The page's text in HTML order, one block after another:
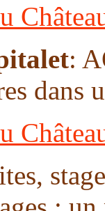
:
dans